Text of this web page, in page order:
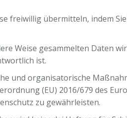
freiwillig übermitteln, indem
Weise gesammelten Daten
ist.
und organisatorische
(EU) 2016/679 des
zu gewährleisten.